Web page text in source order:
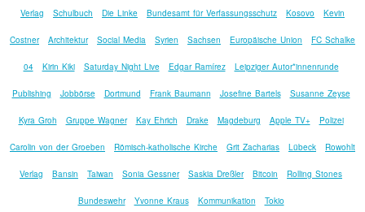
Verlag Schulbuch Die Linke Bundesamt für Verfassungsschutz Kosovo Kevin
Costner Architektur Social Media Syrien Sachsen Europäische Union FC Schalke
04 Kirin Kiki Saturday Night Live Edgar Ramírez Leipziger Autor*innenrunde
Publishing Jobbörse Dortmund Frank Baumann Josefine Bartels Susanne Zeyse
Kyra Groh Gruppe Wagner Kay Ehrich Drake Magdeburg Apple TV+ Polizei
Carolin von der Groeben Römisch-katholische Kirche Grit Zacharias Lübeck Rowohlt
Verlag Bansin Taiwan Sonia Gessner Saskia Dreßler Bitcoin Rolling Stones
Bundeswehr Yvonne Kraus Kommunikation Tokio